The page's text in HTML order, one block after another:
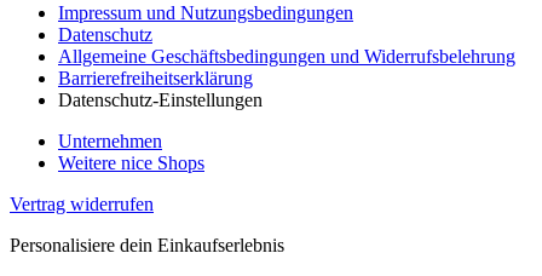
Impressum und Nutzungsbedingungen
Datenschutz
Allgemeine Geschäftsbedingungen und Widerrufsbelehrung
Barrierefreiheitserklärung
Datenschutz-Einstellungen
Unternehmen
Weitere nice Shops
Vertrag widerrufen
Personalisiere dein Einkaufserlebnis